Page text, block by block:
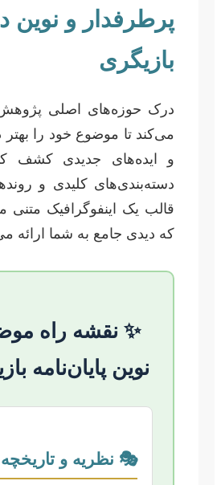
پرطرفدار و نوین
بازیگری
درک حوزه‌های اصلی
می‌کند تا موضوع خود را بهتر
و ایده‌های جدیدی کشف
دسته‌بندی‌های کلیدی و
قالب یک اینفوگرافیک متنی
که دیدی جامع به شما ارائه
✨ نقشه راه
نوین پایان‌نامه
🎭 نظریه و